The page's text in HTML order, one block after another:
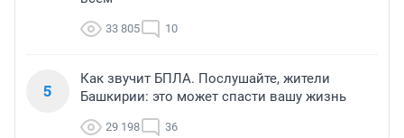
33 805 10
5
Как звучит БПЛА. Послушайте, жители
Башкирии: это может спасти вашу жизнь
29 198 36